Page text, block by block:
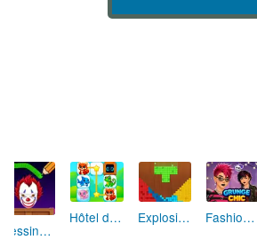
Dessine et Écrase : Le Jeu des Monstres
Hôtel des Animaux de Rêve Explosion de Blocs de Sable Fashion Rebelle: Style Grunge Chic